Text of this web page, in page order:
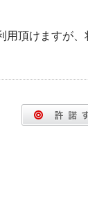
頂けますが